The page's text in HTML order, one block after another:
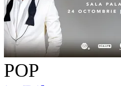
POP